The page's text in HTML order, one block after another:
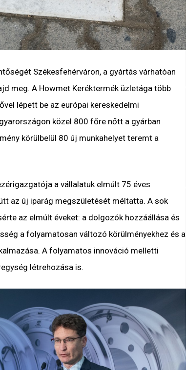
Székesfehérváron, a gyártás várhatóan
meg. A Howmet Keréktermék üzletága több
lépett be az európai kereskedelmi
közel 800 főre nőtt a gyárban
körülbelül 80 új munkahelyet teremt a
a vállalatuk elmúlt 75 éves
az új iparág megszületését méltatta. A sok
az elmúlt éveket: a dolgozók hozzáállása és
a folyamatosan változó körülményekhez és a
A folyamatos innováció melletti
létrehozása is.